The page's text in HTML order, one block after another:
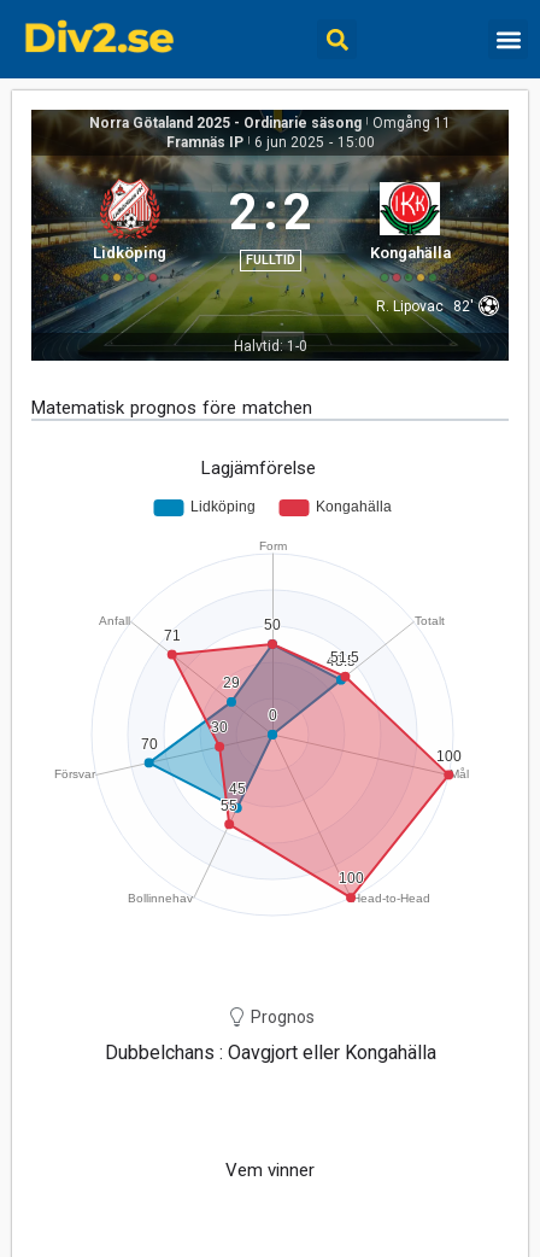
Norra Götaland 2025 - Ordinarie säsong | Omgång 11
Framnäs IP | 6 jun 2025 - 15:00
Lidköping
2:2
FULLTID Kongahälla
R. Lipovac 82'
Halvtid: 1-0
Matematisk prognos före matchen
Lagjämförelse
Prognos
Dubbelchans : Oavgjort eller Kongahälla
Vem vinner